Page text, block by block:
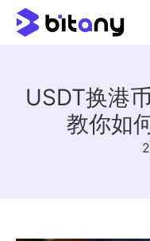
USDT换港
教你如